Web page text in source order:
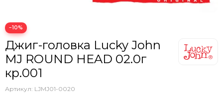
−10%
Джиг-головка Lucky John
MJ ROUND HEAD 02.0г
кр.001
Артикул: LJMJ01-0020